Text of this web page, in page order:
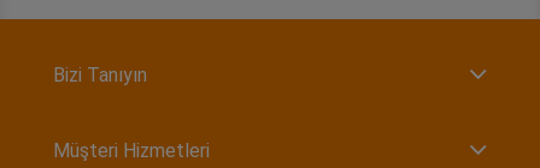
Bizi Tanıyın
Müşteri Hizmetleri